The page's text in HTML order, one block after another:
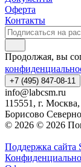
Оферта
Контакты
Продолжая, вы
+7 (495) 847-08-11
info@labcsm.ru
115551, г.
Борисово
© 2026 © 2026
Поддержка сайта